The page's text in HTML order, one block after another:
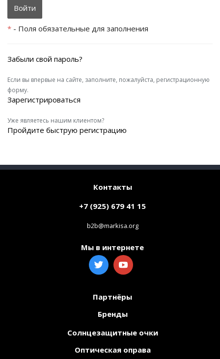
* - Поля обязательные для заполнения
Забыли свой пароль?
Если вы впервые на сайте, заполните, пожалуйста, регистрационную
форму.
Зарегистрироваться
Уже являетесь нашим клиентом?
Пройдите быструю регистрацию
Контакты
+7 (925) 679 41 15
b2b@markisa.org
Мы в интернете
Партнёры
Бренды
Солнцезащитные очки
Оптическая оправа